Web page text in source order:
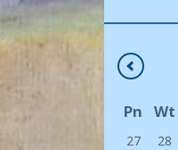
Pn Wt
27 28